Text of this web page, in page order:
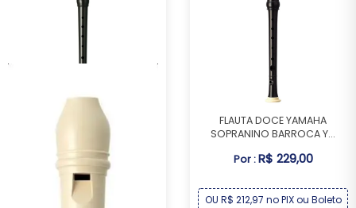
FLAUTA DOCE YAMAHA
R$ 99,00
OU R$ 92,07 no PIX ou Boleto
FLAUTA DOCE YAMAHA
SOPRANINO BARROCA Y...
Por :R$ 229,00
OU R$ 212,97 no PIX ou Boleto